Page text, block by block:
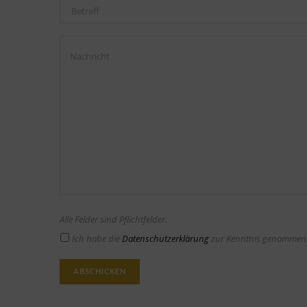
Alle Felder sind Pflichtfelder.
Ich habe dieDatenschutzerklärungzur Kenntnis